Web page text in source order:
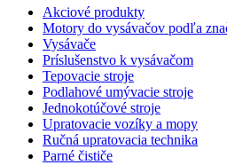
Akciové produkty
Motory do vysávačov podľa
Vysávače
Príslušenstvo k vysávačom
Tepovacie stroje
Podlahové umývacie stroje
Jednokotúčové stroje
Upratovacie vozíky a mopy
Ručná upratovacia technika
Parné čističe